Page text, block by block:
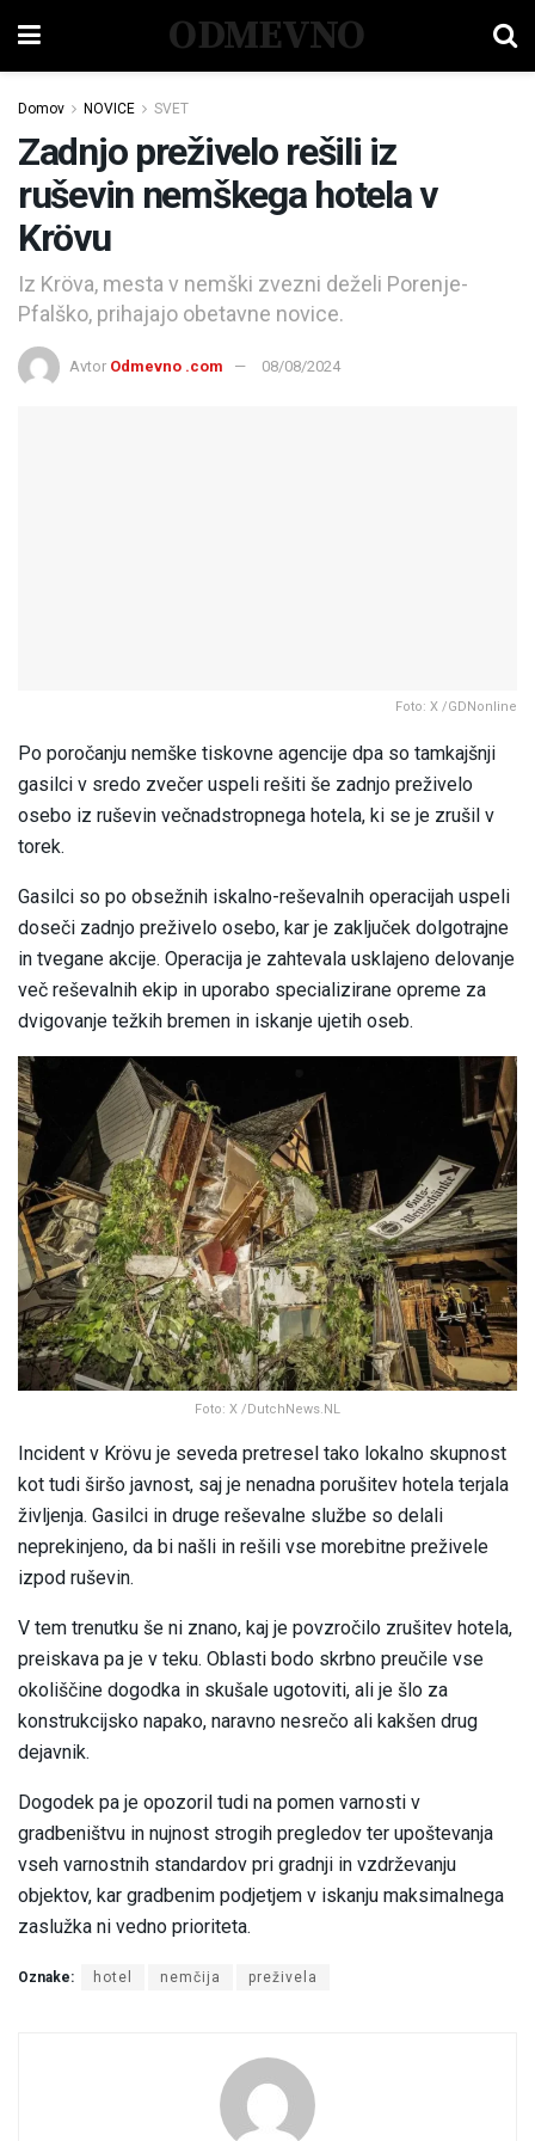
ODMEVNO
Domov NOVICE SVET
Zadnjo preživelo rešili iz
ruševin nemškega hotela v
Krövu
Iz Kröva, mesta v nemški zvezni deželi Porenje-
Pfalško, prihajajo obetavne novice.
Avtor Odmevno .com 08/08/2024
Foto: X /GDNonline
Po poročanju nemške tiskovne agencije dpa so tamkajšnji
gasilci v sredo zvečer uspeli rešiti še zadnjo preživelo
osebo iz ruševin večnadstropnega hotela, ki se je zrušil v
torek.
Gasilci so po obsežnih iskalno-reševalnih operacijah uspeli
doseči zadnjo preživelo osebo, kar je zaključek dolgotrajne
in tvegane akcije. Operacija je zahtevala usklajeno delovanje
več reševalnih ekip in uporabo specializirane opreme za
dvigovanje težkih bremen in iskanje ujetih oseb.
Foto: X /DutchNews.NL
Incident v Krövu je seveda pretresel tako lokalno skupnost
kot tudi širšo javnost, saj je nenadna porušitev hotela terjala
življenja. Gasilci in druge reševalne službe so delali
neprekinjeno, da bi našli in rešili vse morebitne preživele
izpod ruševin.
V tem trenutku še ni znano, kaj je povzročilo zrušitev hotela,
preiskava pa je v teku. Oblasti bodo skrbno preučile vse
okoliščine dogodka in skušale ugotoviti, ali je šlo za
konstrukcijsko napako, naravno nesrečo ali kakšen drug
dejavnik.
Dogodek pa je opozoril tudi na pomen varnosti v
gradbeništvu in nujnost strogih pregledov ter upoštevanja
vseh varnostnih standardov pri gradnji in vzdrževanju
objektov, kar gradbenim podjetjem v iskanju maksimalnega
zaslužka ni vedno prioriteta.
Oznake: hotel nemčija preživela